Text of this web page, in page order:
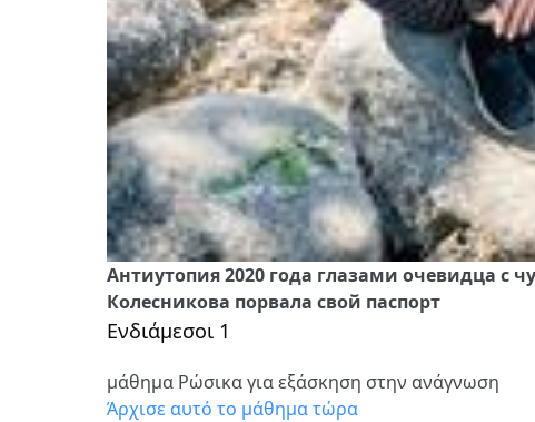
Антиутопия 2020 года глазами очевидца с
Колесникова порвала свой паспорт
Ενδιάμεσοι 1
μάθημα Ρώσικα για εξάσκηση στην ανάγνωση
Άρχισε αυτό το μάθημα τώρα